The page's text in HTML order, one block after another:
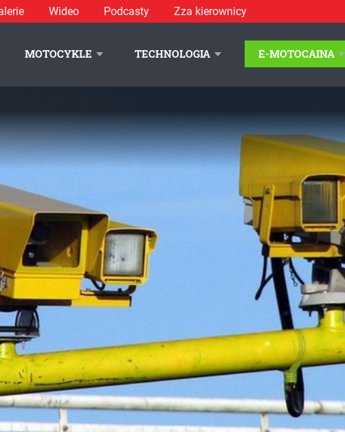
Wideo Podcasty Zza kierownicy
MOTOCYKLE TECHNOLOGIA E-MOTOCAINA